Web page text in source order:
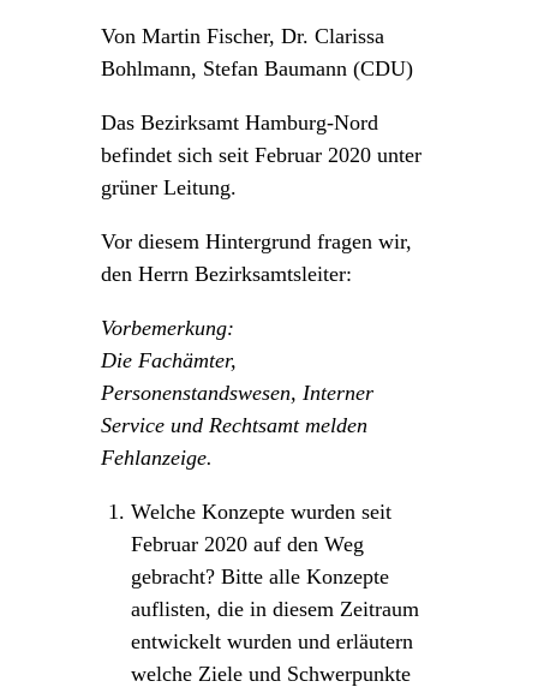
Von Martin Fischer, Dr. Clarissa
Bohlmann, Stefan Baumann (CDU)
Das Bezirksamt Hamburg-Nord
befindet sich seit Februar 2020 unter
grüner Leitung.
Vor diesem Hintergrund fragen wir,
den Herrn Bezirksamtsleiter:
Vorbemerkung:
Die Fachämter,
Personenstandswesen, Interner
Service und Rechtsamt melden
Fehlanzeige.
Welche Konzepte wurden seit
Februar 2020 auf den Weg
gebracht? Bitte alle Konzepte
auflisten, die in diesem Zeitraum
entwickelt wurden und erläutern
welche Ziele und Schwerpunkte